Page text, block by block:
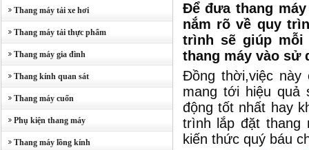
Thang máy tải xe hơi
Thang máy tải thực phẩm
Thang máy gia đình
Thang kính quan sát
Thang máy cuốn
Phụ kiện thang máy
Thang máy lồng kính
Để đưa thang
nắm rõ về quy
trình sẽ giúp
thang máy vào sử
Đồng thời,việc này
mang tới hiệu quả
động tốt nhất hay
trình lắp đặt thang
kiến thức quý báu